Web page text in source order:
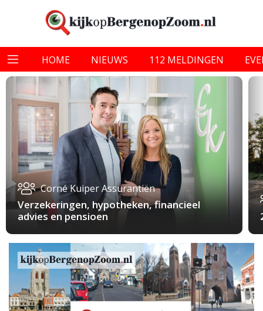
HOME NIEUWS 112 MELDINGEN
Corné Kuiper Assurantiën
Verzekeringen, hypotheken, financieel
advies en pensioen